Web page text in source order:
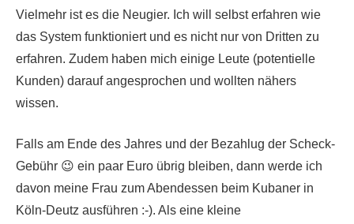
Vielmehr ist es die Neugier. Ich will selbst erfahren wie
das System funktioniert und es nicht nur von Dritten zu
erfahren. Zudem haben mich einige Leute (potentielle
Kunden) darauf angesprochen und wollten nähers
wissen.
Falls am Ende des Jahres und der Bezahlug der Scheck-
Gebühr 😉 ein paar Euro übrig bleiben, dann werde ich
davon meine Frau zum Abendessen beim Kubaner in
Köln-Deutz ausführen :-). Als eine kleine